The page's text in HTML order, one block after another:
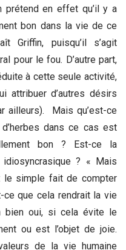
prétend en effet qu’il y a
bon dans la vie de ce
Griffin, puisqu’il s’agit
pour le fou. D’autre part,
à cette seule activité,
attribuer d’autres désirs
ailleurs). Mais qu’est-ce
dans ce cas est
bon ? Est-ce la
? « Mais
le simple fait de compter
ce que cela rendrait la vie
bien oui, si cela évite le
ou est l’objet de joie.
de la vie humaine